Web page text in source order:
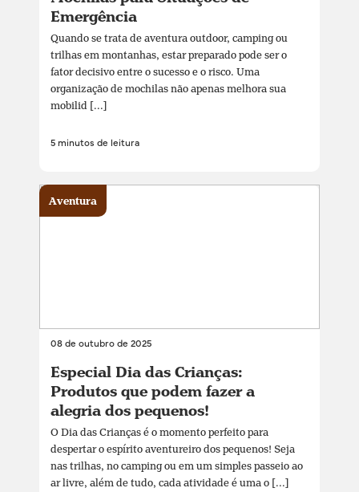
Emergência
Quando se trata de aventura outdoor, camping ou
trilhas em montanhas, estar preparado pode ser o
fator decisivo entre o sucesso e o risco. Uma
organização de mochilas não apenas melhora sua
mobilid [...]
5 minutos de leitura
08 de outubro de 2025
Especial Dia das Crianças:
Produtos que podem fazer a
alegria dos pequenos!
O Dia das Crianças é o momento perfeito para
despertar o espírito aventureiro dos pequenos! Seja
nas trilhas, no camping ou em um simples passeio ao
ar livre, além de tudo, cada atividade é uma o [...]
Aventura